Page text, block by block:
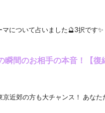
マについて占いました🔮3択です
瞬間のお相手の本音！【復
近郊の方も大チャンス！ あなた